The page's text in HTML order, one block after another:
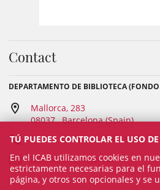
Contact
DEPARTAMENTO DE BIBLIOTECA
Mallorca, 283
08037 , Barcelona (Spain)
93 601 12 60 / 93 496 18 80
biblioantic@icab.cat
TÚ PUEDES CONTROLAR EL USO
En el ICAB utilizamos cookies en
estrictamente necesarias para el
página, y otros son opcionales y se